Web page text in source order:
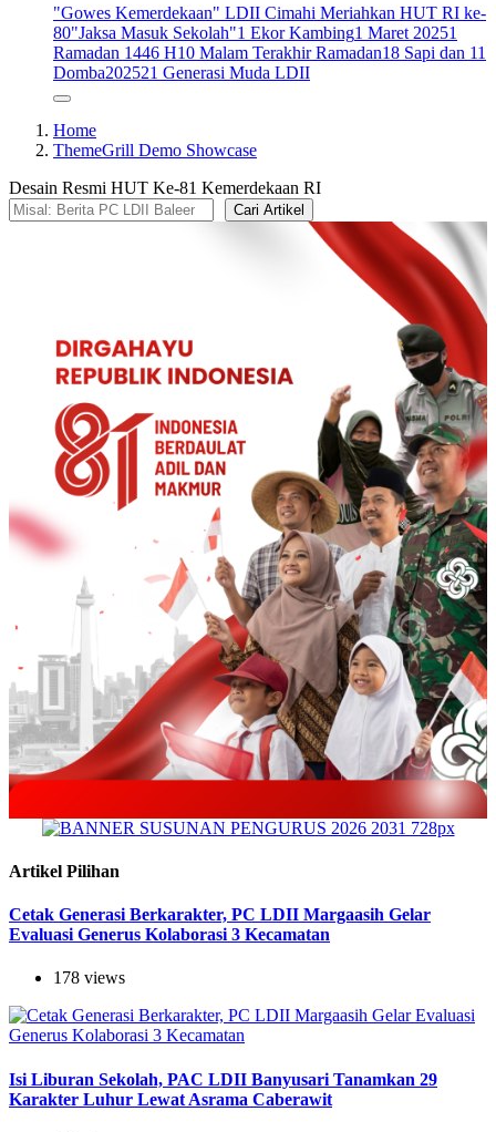
"Gowes Kemerdekaan" LDII Cimahi Meriahkan HUT RI ke-
80"Jaksa Masuk Sekolah"1 Ekor Kambing1 Maret 20251
Ramadan 1446 H10 Malam Terakhir Ramadan18 Sapi dan 11
Domba202521 Generasi Muda LDII
Home
ThemeGrill Demo Showcase
Desain Resmi HUT Ke-81 Kemerdekaan RI
Cari Artikel
Artikel Pilihan
Cetak Generasi Berkarakter, PC LDII Margaasih Gelar
Evaluasi Generus Kolaborasi 3 Kecamatan
178 views
Isi Liburan Sekolah, PAC LDII Banyusari Tanamkan 29
Karakter Luhur Lewat Asrama Caberawit